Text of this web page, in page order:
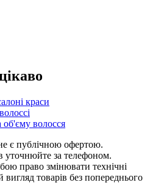
краси
волосся
є публічною офертою.
уточнюйте за телефоном.
право змінювати технічні
вигляд товарів без попереднього